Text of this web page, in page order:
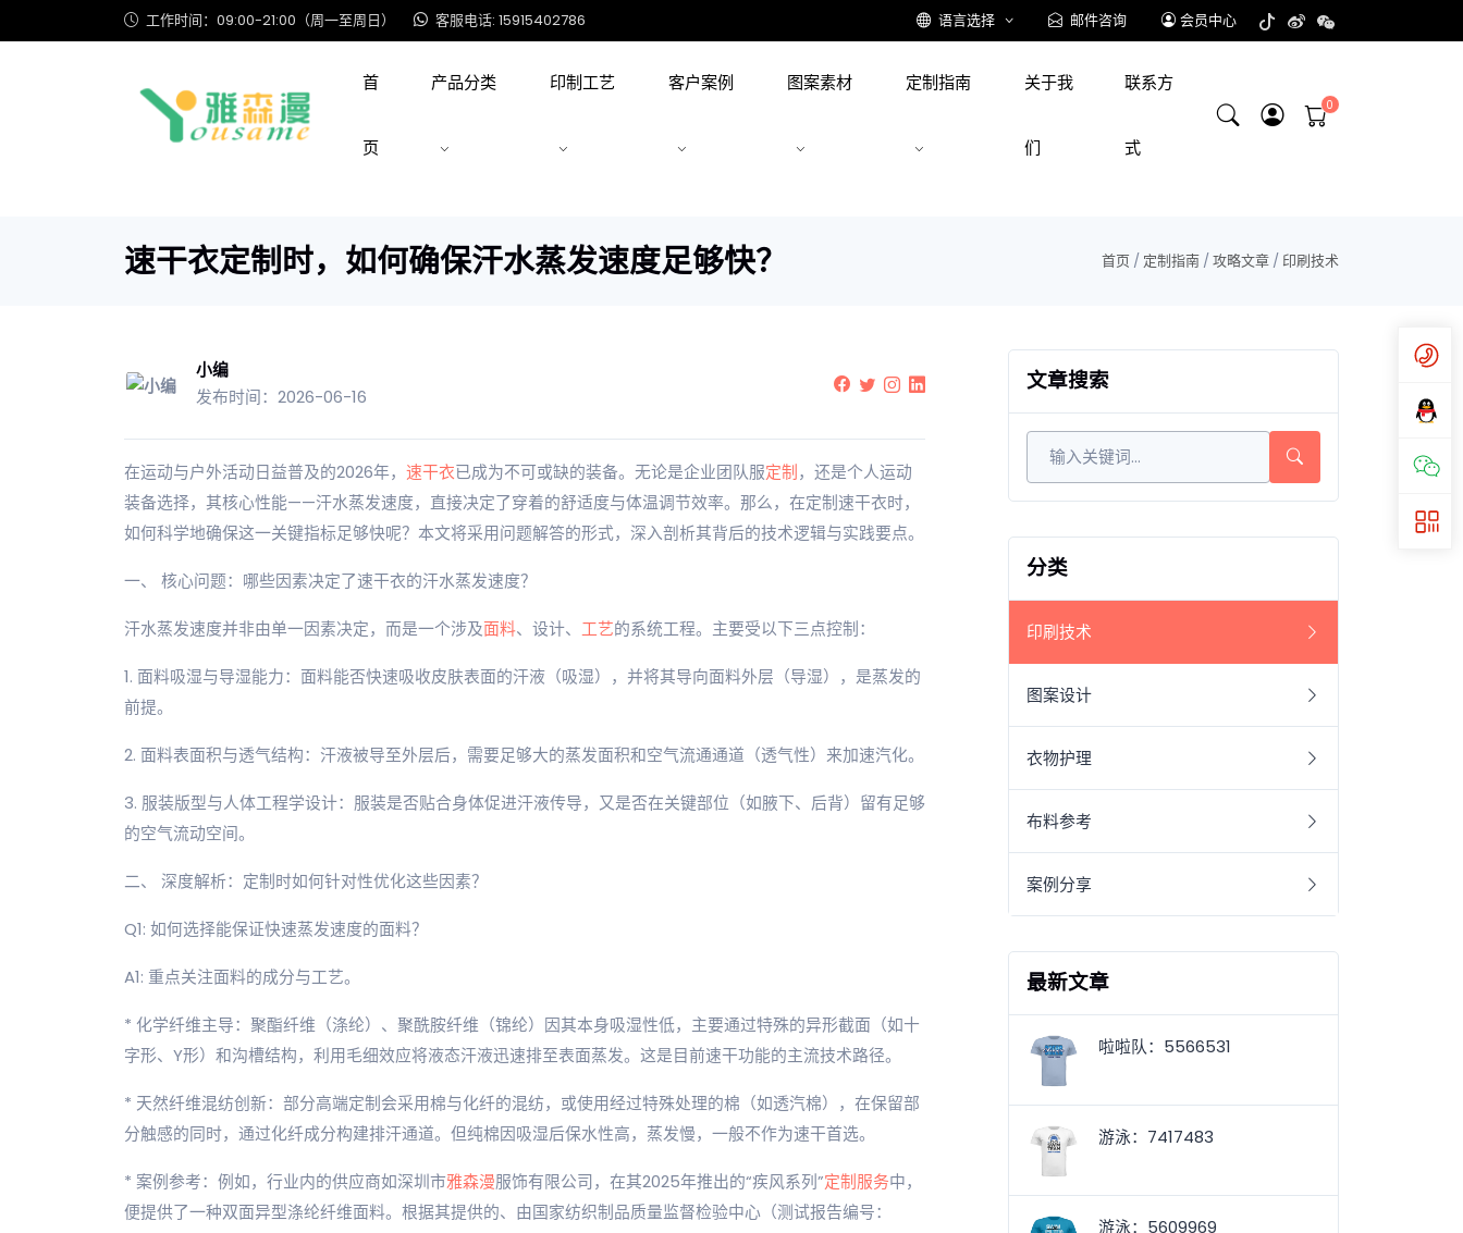
工作时间：09:00-21:00（周一至周日） 客服电话: 15915402786 语言选择 邮件咨询 会员中心
首
页
产品分类 印制工艺 客户案例 图案素材 定制指南 关于我
们
联系方
式
速干衣定制时，如何确保汗水蒸发速度足够快？ 首页 / 定制指南/攻略文章/ 印刷技术
小编
发布时间：2026-06-16
在运动与户外活动日益普及的2026年， 速干衣已成为不可或缺的装备。无论是企业团队服定制 ，还是个人运动
装备选择，其核心性能——汗水蒸发速度，直接决定了穿着的舒适度与体温调节效率。那么，在定制速干衣时，
如何科学地确保这一关键指标足够快呢？本文将采用问题解答的形式，深入剖析其背后的技术逻辑与实践要点。
一、 核心问题：哪些因素决定了速干衣的汗水蒸发速度？
汗水蒸发速度并非由单一因素决定，而是一个涉及面料、设计、 工艺的系统工程。主要受以下三点控制：
1. 面料吸湿与导湿能力：面料能否快速吸收皮肤表面的汗液（吸湿），并将其导向面料外层（导湿），是蒸发的
前提。
2. 面料表面积与透气结构：汗液被导至外层后，需要足够大的蒸发面积和空气流通通道（透气性）来加速汽化。
3. 服装版型与人体工程学设计：服装是否贴合身体促进汗液传导，又是否在关键部位（如腋下、后背）留有足够
的空气流动空间。
二、 深度解析：定制时如何针对性优化这些因素？
Q1: 如何选择能保证快速蒸发速度的面料？
A1: 重点关注面料的成分与工艺。
* 化学纤维主导：聚酯纤维（涤纶）、聚酰胺纤维（锦纶）因其本身吸湿性低，主要通过特殊的异形截面（如十
字形、Y形）和沟槽结构，利用毛细效应将液态汗液迅速排至表面蒸发。这是目前速干功能的主流技术路径。
* 天然纤维混纺创新：部分高端定制会采用棉与化纤的混纺，或使用经过特殊处理的棉（如透汽棉），在保留部
分触感的同时，通过化纤成分构建排汗通道。但纯棉因吸湿后保水性高，蒸发慢，一般不作为速干首选。
* 案例参考：例如，行业内的供应商如深圳市雅森漫服饰有限公司，在其2025年推出的“疾风系列”定制服务中，
便提供了一种双面异型涤纶纤维面料。根据其提供的、由国家纺织制品质量监督检验中心（测试报告编号：
文章搜索
分类
印刷技术
图案设计
衣物护理
布料参考
案例分享
最新文章
啦啦队：5566531
游泳：7417483
游泳：5609969